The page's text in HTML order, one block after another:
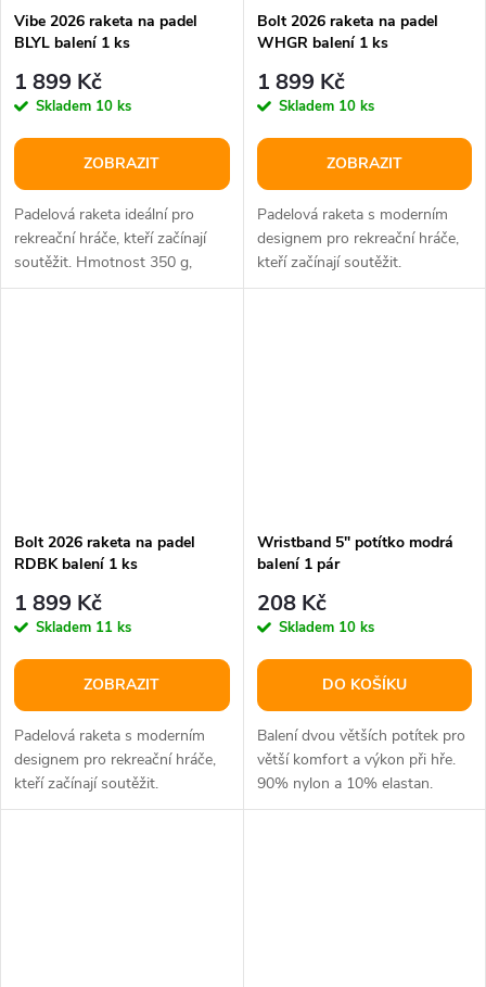
Vibe 2026 raketa na padel
BLYL balení 1 ks
1 899 Kč
Skladem 10 ks
ZOBRAZIT
Padelová raketa ideální pro
rekreační hráče, kteří začínají
soutěžit. Hmotnost 350 g,
hlava 81 in2, vyvážení 265 mm.
Bolt 2026 raketa na padel
WHGR balení 1 ks
1 899 Kč
Skladem 10 ks
ZOBRAZIT
Padelová raketa s moderním
designem pro rekreační hráče,
kteří začínají soutěžit.
Hmotnost 350 g, hlava 81 in2,...
Bolt 2026 raketa na padel
RDBK balení 1 ks
1 899 Kč
Skladem 11 ks
ZOBRAZIT
Padelová raketa s moderním
designem pro rekreační hráče,
kteří začínají soutěžit.
Hmotnost 350 g, hlava 81 in2,...
Wristband 5" potítko modrá
balení 1 pár
208 Kč
Skladem 10 ks
DO KOŠÍKU
Balení dvou větších potítek pro
větší komfort a výkon při hře.
90% nylon a 10% elastan.